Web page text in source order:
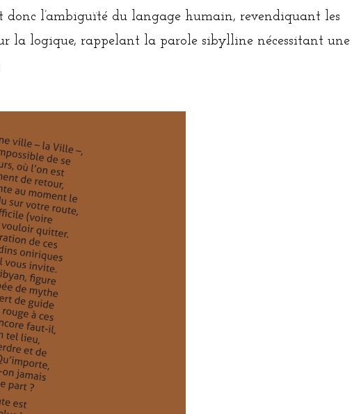
donc l’ambiguïté du langage humain, revendiquant les
la logique, rappelant la parole sibylline nécessitant une